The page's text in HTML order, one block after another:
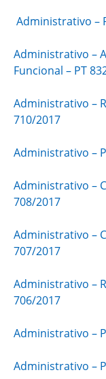
Administrativo –
Administrativo –
Funcional – PT
Administrativo –
710/2017
Administrativo –
Administrativo –
708/2017
Administrativo –
707/2017
Administrativo –
706/2017
Administrativo –
Administrativo –